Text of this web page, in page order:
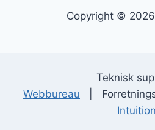
Copyright ©
Teknisk
Webbureau |
Intuition